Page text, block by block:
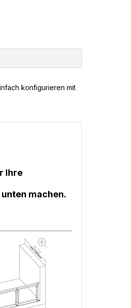
konfigurieren mit
Ihre
machen.